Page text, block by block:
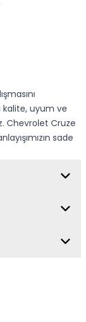
uyum ve
Chevrolet Cruze
sade